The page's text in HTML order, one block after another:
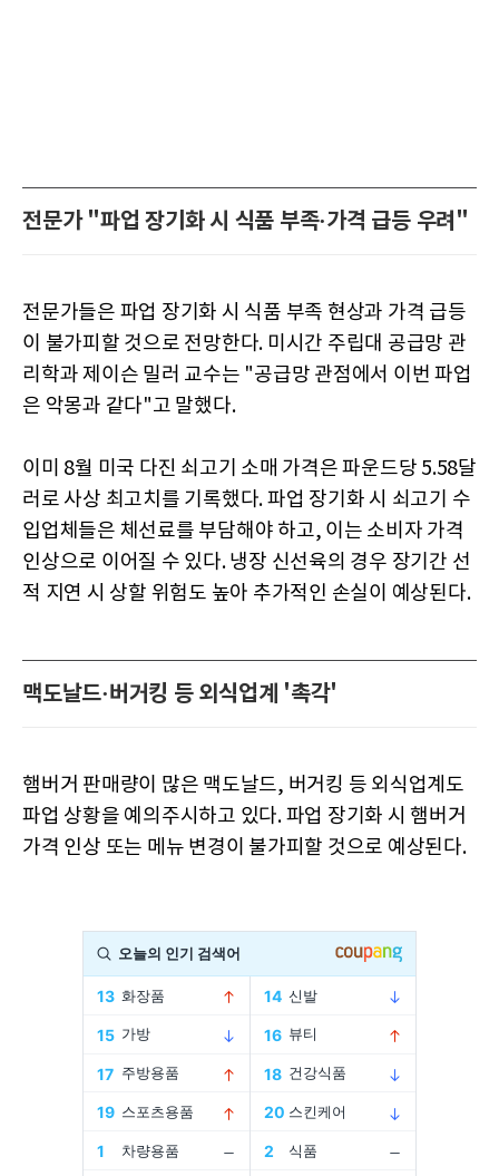
전문가 "파업 장기화 시 식품 부족·가격 급등 우려"
전문가들은 파업 장기화 시 식품 부족 현상과 가격 급등
이 불가피할 것으로 전망한다. 미시간 주립대 공급망 관
리학과 제이슨 밀러 교수는 "공급망 관점에서 이번 파업
은 악몽과 같다"고 말했다.
이미 8월 미국 다진 쇠고기 소매 가격은 파운드당 5.58달
러로 사상 최고치를 기록했다. 파업 장기화 시 쇠고기 수
입업체들은 체선료를 부담해야 하고, 이는 소비자 가격
인상으로 이어질 수 있다. 냉장 신선육의 경우 장기간 선
적 지연 시 상할 위험도 높아 추가적인 손실이 예상된다.
맥도날드·버거킹 등 외식업계 '촉각'
햄버거 판매량이 많은 맥도날드, 버거킹 등 외식업계도
파업 상황을 예의주시하고 있다. 파업 장기화 시 햄버거
가격 인상 또는 메뉴 변경이 불가피할 것으로 예상된다.